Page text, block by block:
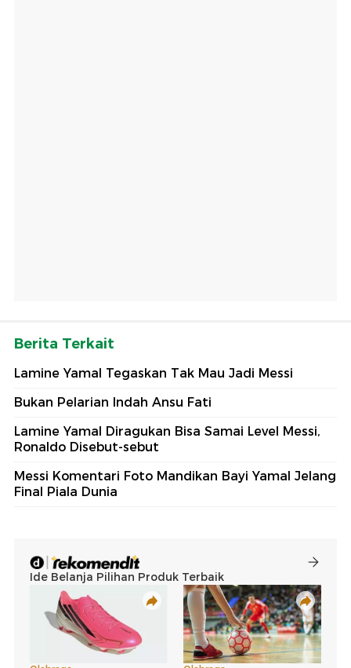
Berita Terkait
Lamine Yamal Tegaskan Tak Mau Jadi Messi
Bukan Pelarian Indah Ansu Fati
Lamine Yamal Diragukan Bisa Samai Level Messi,
Ronaldo Disebut-sebut
Messi Komentari Foto Mandikan Bayi Yamal Jelang
Final Piala Dunia